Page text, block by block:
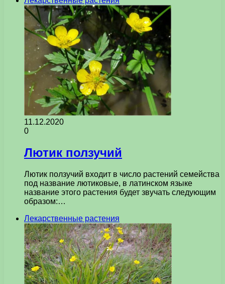
11.12.2020
0
Лютик ползучий
Лютик ползучий входит в число растений семейства
под название лютиковые, в латинском языке
название этого растения будет звучать следующим
образом:…
Лекарственные растения